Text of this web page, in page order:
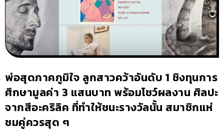
พ่อสุดภาคภูมิใจ ลูกสาวคว้าอันดับ 1 ชิงทุนการ
ศึกษามูลค่า 3 แสนบาท พร้อมโชว์ผลงาน ศิลปะ
จากสีอะคริลิค ที่ทำให้ชนะรางวัลนั้น สมาชิกแห่
ชมคู่ควรสุด ๆ